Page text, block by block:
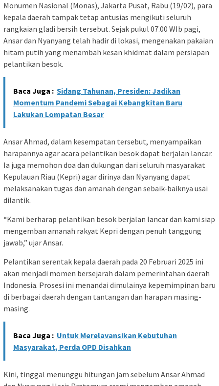
Monumen Nasional (Monas), Jakarta Pusat, Rabu (19/02), para
kepala daerah tampak tetap antusias mengikuti seluruh
rangkaian gladi bersih tersebut. Sejak pukul 07.00 WIb pagi,
Ansar dan Nyanyang telah hadir di lokasi, mengenakan pakaian
hitam putih yang menambah kesan khidmat dalam persiapan
pelantikan besok.
Baca Juga : Sidang Tahunan, Presiden: Jadikan
Momentum Pandemi Sebagai Kebangkitan Baru
Lakukan Lompatan Besar
Ansar Ahmad, dalam kesempatan tersebut, menyampaikan
harapannya agar acara pelantikan besok dapat berjalan lancar.
Ia juga memohon doa dan dukungan dari seluruh masyarakat
Kepulauan Riau (Kepri) agar dirinya dan Nyanyang dapat
melaksanakan tugas dan amanah dengan sebaik-baiknya usai
dilantik.
“Kami berharap pelantikan besok berjalan lancar dan kami siap
mengemban amanah rakyat Kepri dengan penuh tanggung
jawab,” ujar Ansar.
Pelantikan serentak kepala daerah pada 20 Februari 2025 ini
akan menjadi momen bersejarah dalam pemerintahan daerah
Indonesia. Prosesi ini menandai dimulainya kepemimpinan baru
di berbagai daerah dengan tantangan dan harapan masing-
masing.
Baca Juga : Untuk Merelavansikan Kebutuhan
Masyarakat, Perda OPD Disahkan
Kini, tinggal menunggu hitungan jam sebelum Ansar Ahmad